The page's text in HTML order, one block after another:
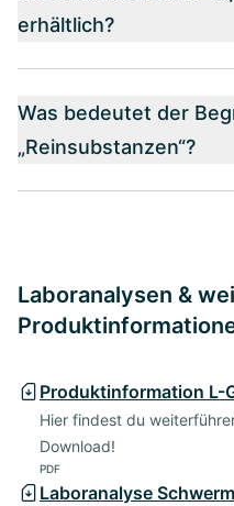
erhältlich?
Was bedeutet der
„Reinsubstanzen“?
Laboranalysen &
Produktinformation L-
Hier findest du
Download!
PDF
Laboranalyse